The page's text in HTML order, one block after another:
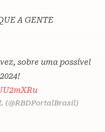
A GENTE
sobre uma possível
(@RBDPortalBrasil)